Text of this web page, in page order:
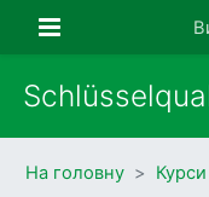
Бокова
На головну Курси